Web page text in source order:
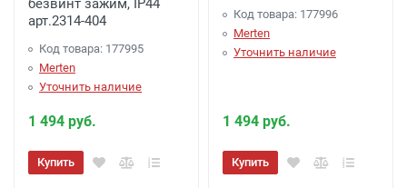
безвинт зажим, IP44
арт.2314-404
Код товара: 177995
Merten
Уточнить наличие
1 494 руб.
Купить
Код товара: 177996
Merten
Уточнить наличие
1 494 руб.
Купить